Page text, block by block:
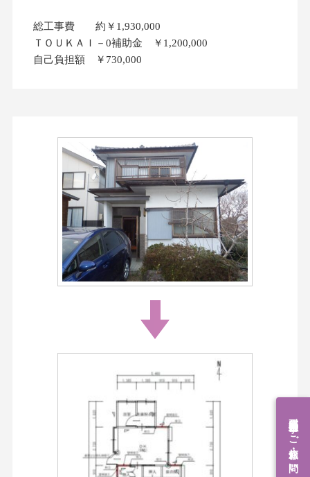
総工事費 約￥1,930,000
ＴＯＵＫＡＩ－0補助金 ￥1,200,000
自己負担額 ￥730,000